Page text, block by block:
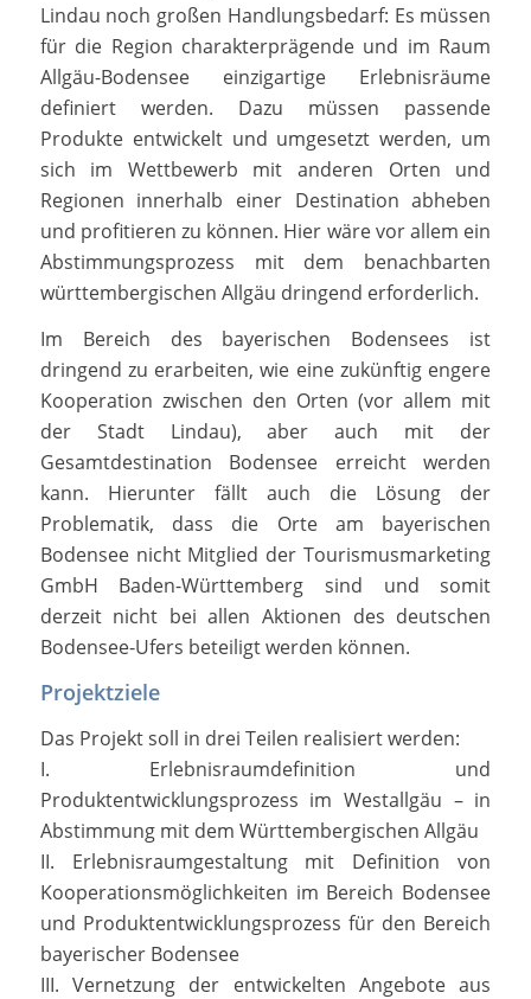
Lindau noch großen Handlungsbedarf: Es müssen
für die Region charakterprägende und im Raum
Allgäu-Bodensee einzigartige Erlebnisräume
definiert werden. Dazu müssen passende
Produkte entwickelt und umgesetzt werden, um
sich im Wettbewerb mit anderen Orten und
Regionen innerhalb einer Destination abheben
und profitieren zu können. Hier wäre vor allem ein
Abstimmungsprozess mit dem benachbarten
württembergischen Allgäu dringend erforderlich.
Im Bereich des bayerischen Bodensees ist
dringend zu erarbeiten, wie eine zukünftig engere
Kooperation zwischen den Orten (vor allem mit
der Stadt Lindau), aber auch mit der
Gesamtdestination Bodensee erreicht werden
kann. Hierunter fällt auch die Lösung der
Problematik, dass die Orte am bayerischen
Bodensee nicht Mitglied der Tourismusmarketing
GmbH Baden-Württemberg sind und somit
derzeit nicht bei allen Aktionen des deutschen
Bodensee-Ufers beteiligt werden können.
Projektziele
Das Projekt soll in drei Teilen realisiert werden:
I. Erlebnisraumdefinition und
Produktentwicklungsprozess im Westallgäu – in
Abstimmung mit dem Württembergischen Allgäu
II. Erlebnisraumgestaltung mit Definition von
Kooperationsmöglichkeiten im Bereich Bodensee
und Produktentwicklungsprozess für den Bereich
bayerischer Bodensee
III. Vernetzung der entwickelten Angebote aus